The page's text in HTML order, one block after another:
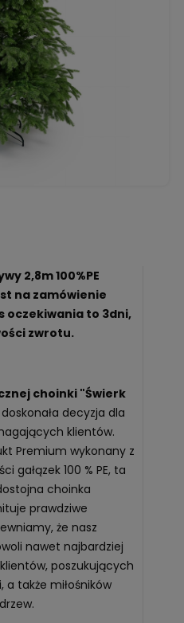
2,8m 100%PE
na zamówienie
oczekiwania to 3dni,
zwrotu.
choinki "Świerk
decyzja dla
klientów.
Premium wykonany z
gałązek 100 % PE, ta
choinka
prawdziwe
że nasz
nawet najbardziej
poszukujących
a także miłośników